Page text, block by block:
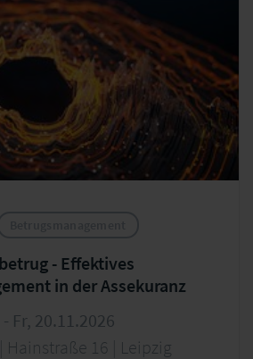
- Effektives
in der Assekuranz
Fr, 20.11.2026
Hainstraße 16 | Leipzig